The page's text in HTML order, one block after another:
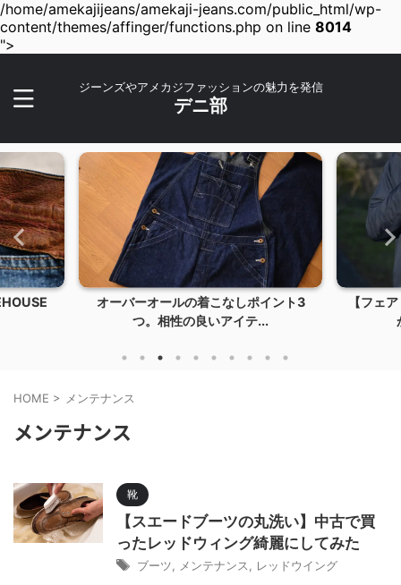
/home/amekajijeans/amekaji-jeans.com/public_html/wp-
content/themes/affinger/functions.php on line 8014
">
ジーンズやアメカジファッションの魅力を発信
デニ部
オーバーオールの着こなしポイント3
つ。相性の良いアイテ...
【フェ
HOME > メンテナンス
メンテナンス
靴
【スエードブーツの丸洗い】中古で買
ったレッドウィング綺麗にしてみた
ブーツ メンテナンス レッドウイング